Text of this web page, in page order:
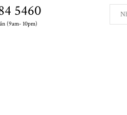
5460
(9am- 10pm)